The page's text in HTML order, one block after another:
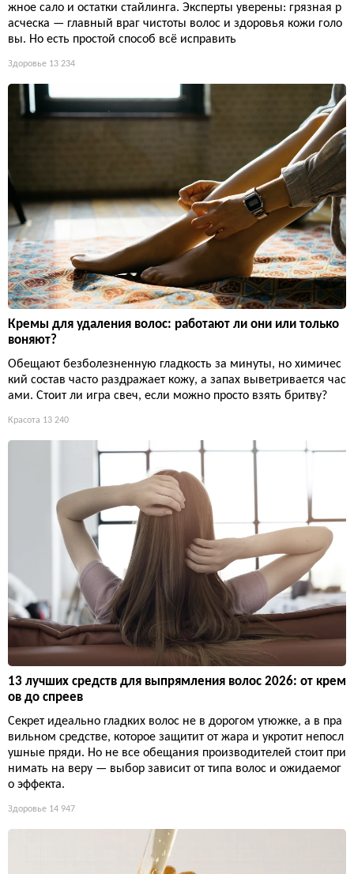
жное сало и остатки стайлинга. Эксперты уверены: грязная р
асческа — главный враг чистоты волос и здоровья кожи голо
вы. Но есть простой способ всё исправить
Здоровье 13 234
Кремы для удаления волос: работают ли они или только
воняют?
Обещают безболезненную гладкость за минуты, но химичес
кий состав часто раздражает кожу, а запах выветривается час
ами. Стоит ли игра свеч, если можно просто взять бритву?
Красота 13 240
13 лучших средств для выпрямления волос 2026: от крем
ов до спреев
Секрет идеально гладких волос не в дорогом утюжке, а в пра
вильном средстве, которое защитит от жара и укротит непосл
ушные пряди. Но не все обещания производителей стоит при
нимать на веру — выбор зависит от типа волос и ожидаемог
о эффекта.
Здоровье 14 947